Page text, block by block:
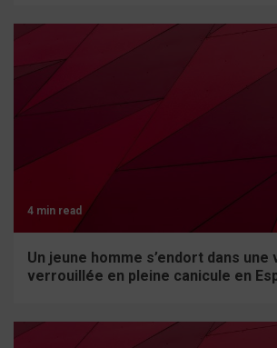
4 min read
Un jeune homme s’endort dans une
verrouillée en pleine canicule en